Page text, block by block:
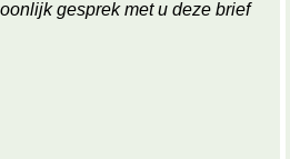
gesprek met u deze brief